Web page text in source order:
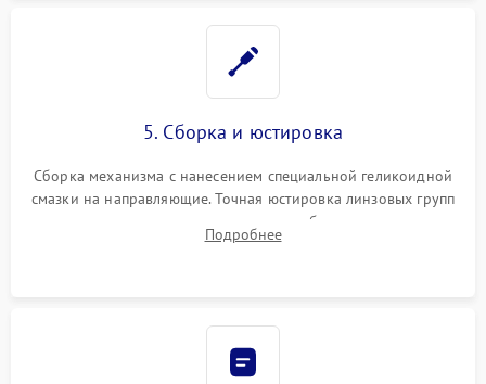
5. Сборка и юстировка
Сборка механизма с нанесением специальной геликоидной
смазки на направляющие. Точная юстировка линзовых групп
программным или механическим способом для устранения
бэк
Подробнее